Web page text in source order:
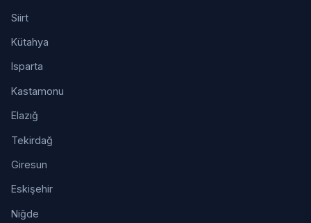
Siirt
Kütahya
Isparta
Kastamonu
Elazığ
Tekirdağ
Giresun
Eskişehir
Niğde